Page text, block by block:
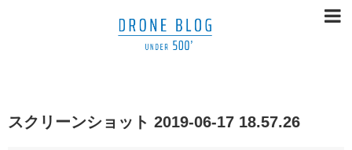
スクリーンショット 2019-06-17 18.57.26